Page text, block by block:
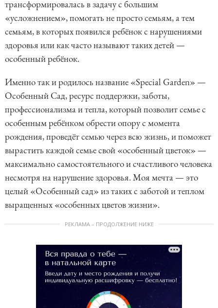
трансформировалась в задачу с большим
«усложнением», помогать не просто семьям, а тем
семьям, в которых появился ребёнок с нарушениями
здоровья или как часто называют таких детей —
особенный ребёнок.
Именно так и родилось название «Special Garden» —
Особенный Сад, ресурс поддержки, заботы,
профессионализма и тепла, который позволит семье с
особенным ребёнком обрести опору с момента
рождения, проведёт семью через всю жизнь, и поможет
вырастить каждой семье свой «особенный цветок» —
максимально самостоятельного и счастливого человека
несмотря на нарушение здоровья. Моя мечта — это
целый «Особенный сад» из таких с заботой и теплом
выращенных «особенных цветов жизни».
РЕКЛАМА – ПРОДОЛЖЕНИЕ НИЖЕ